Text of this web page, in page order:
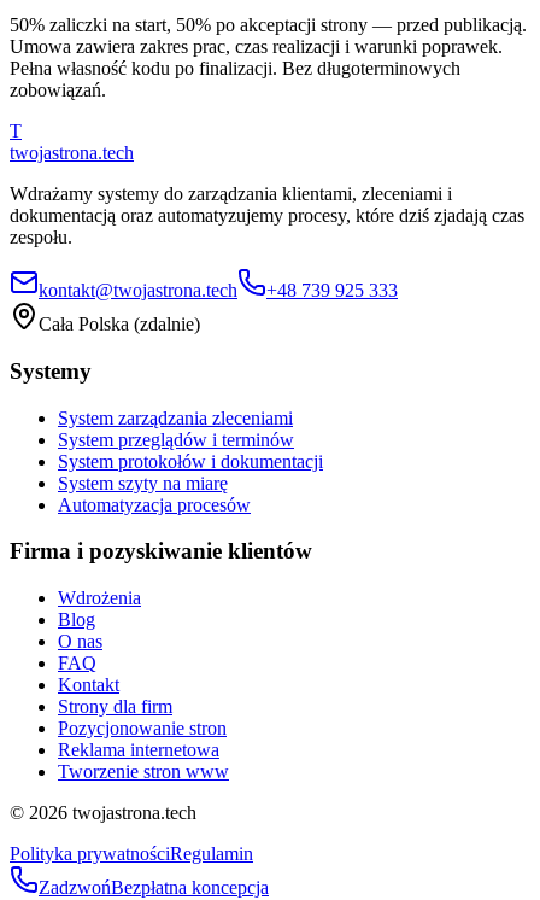
50% zaliczki na start, 50% po akceptacji strony — przed publikacją.
Umowa zawiera zakres prac, czas realizacji i warunki poprawek.
Pełna własność kodu po finalizacji. Bez długoterminowych
zobowiązań.
T
twojastrona.tech
Wdrażamy systemy do zarządzania klientami, zleceniami i
dokumentacją oraz automatyzujemy procesy, które dziś zjadają czas
zespołu.
kontakt@twojastrona.tech
+48 739 925 333
Cała Polska (zdalnie)
Systemy
System zarządzania zleceniami
System przeglądów i terminów
System protokołów i dokumentacji
System szyty na miarę
Automatyzacja procesów
Firma i pozyskiwanie klientów
Wdrożenia
Blog
O nas
FAQ
Kontakt
Strony dla firm
Pozycjonowanie stron
Reklama internetowa
Tworzenie stron www
© 2026 twojastrona.tech
Polityka prywatnościRegulamin
ZadzwońBezpłatna koncepcja